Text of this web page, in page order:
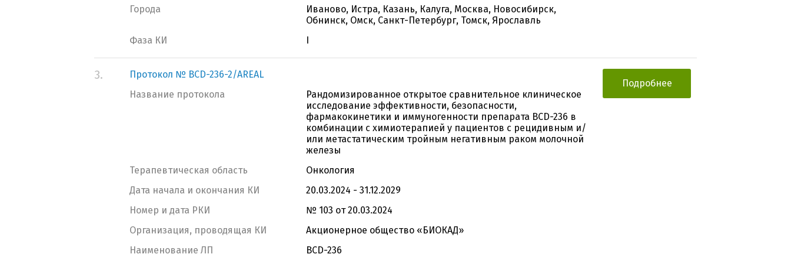
Города
Иваново, Истра, Казань, Калуга, Москва, Новосибирск,
Обнинск, Омск, Санкт-Петербург, Томск, Ярославль
Фаза КИ
I
3.
Протокол № BCD-236-2/AREAL
Название протокола
Рандомизированное открытое сравнительное клиническое
исследование эффективности, безопасности,
фармакокинетики и иммуногенности препарата BCD-236 в
комбинации с химиотерапией у пациентов с рецидивным и/
или метастатическим тройным негативным раком молочной
железы
Терапевтическая область
Онкология
Дата начала и окончания КИ
20.03.2024 - 31.12.2029
Номер и дата РКИ
№ 103 от 20.03.2024
Организация, проводящая КИ
Акционерное общество «БИОКАД»
Наименование ЛП
BCD-236
Подробнее